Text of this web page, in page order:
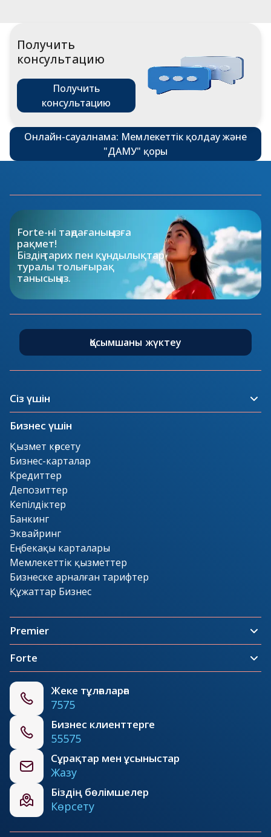
Получить
консультацию
Получить
консультацию
Онлайн-сауалнама: Мемлекеттік қолдау және
"ДАМУ" қоры
Forte-ні таңдағаныңызға
рақмет!
Біздің тарих пен құндылықтар
туралы толығырақ
танысыңыз.
Қосымшаны жүктеу
Жеке тұлғаларға
7575
Бизнес клиенттерге
55575
Сұрақтар мен ұсыныстар
Жазу
Біздің бөлімшелер
Көрсету
Сіз үшін
Бизнес үшін
Қызмет көрсету
Бизнес-карталар
Кредиттер
Депозиттер
Кепілдіктер
Банкинг
Эквайринг
Еңбекақы карталары
Мемлекеттік қызметтер
Бизнеске арналған тарифтер
Құжаттар Бизнес
Premier
Forte